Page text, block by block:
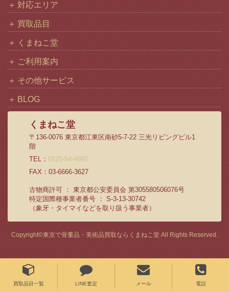
買取品目一覧 LINE査定 メール 電話
対応エリア
買取品目
くまねこ堂
ご利用案内
その他サービス
BLOG
くまねこ堂
〒136-0076 東京都江東区南砂5-7-22 三光リビングビル1
階
TEL： 0120-54-4892
FAX：03-6666-3627
古物商許可 ： 東京都公安委員会 第305580506076号
特定国際種事業者番号 ： S-3-13-30742
（象牙・タイマイなどを取り扱う事業者）
Copyright©東京で骨董品・美術品買取ならくまねこ堂 All Rights Reserved.